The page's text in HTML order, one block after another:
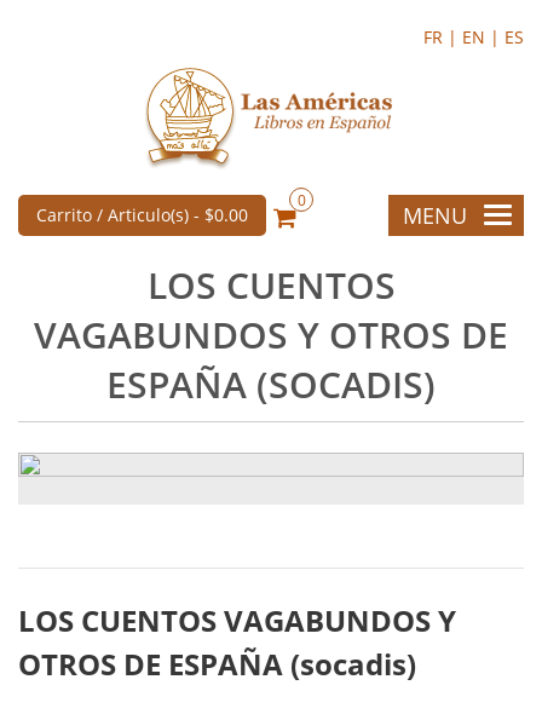
FR | EN | ES
Carrito / Articulo(s) - $0.00
0
MENU
LOS CUENTOS
VAGABUNDOS Y OTROS DE
ESPAÑA (SOCADIS)
LOS CUENTOS VAGABUNDOS Y
OTROS DE ESPAÑA (socadis)